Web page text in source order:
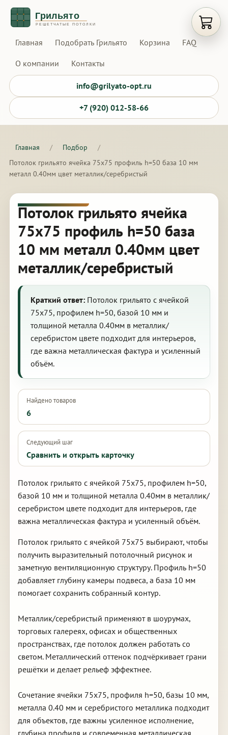
Главная Подобрать Грильято Корзина FAQ
О компании Контакты
info@grilyato-opt.ru
+7 (920) 012-58-66
Главная / Подбор
/
Потолок грильято ячейка 75х75 профиль h=50 база 10 мм
металл 0.40мм цвет металлик/серебристый
Потолок грильято ячейка
75х75 профиль h=50 база
10 мм металл 0.40мм цвет
металлик/серебристый
Краткий ответ:Потолок грильято с ячейкой
75х75, профилем h=50, базой 10 мм и
толщиной металла 0.40мм в металлик/
серебристом цвете подходит для интерьеров,
где важна металлическая фактура и усиленный
объём.
Найдено товаров
6
Следующий шаг
Сравнить и открыть карточку
Потолок грильято с ячейкой 75х75, профилем h=50,
базой 10 мм и толщиной металла 0.40мм в металлик/
серебристом цвете подходит для интерьеров, где
важна металлическая фактура и усиленный объём.
Потолок грильято с ячейкой 75х75 выбирают, чтобы
получить выразительный потолочный рисунок и
заметную вентиляционную структуру. Профиль h=50
добавляет глубину камеры подвеса, а база 10 мм
помогает сохранить собранный контур.
Металлик/серебристый применяют в шоурумах,
торговых галереях, офисах и общественных
пространствах, где потолок должен работать со
светом. Металлический оттенок подчёркивает грани
решётки и делает рельеф эффектнее.
Сочетание ячейки 75х75, профиля h=50, базы 10 мм,
металла 0.40 мм и серебристого металлика подходит
для объектов, где важны усиленное исполнение,
глубина профиля и современная металлическая